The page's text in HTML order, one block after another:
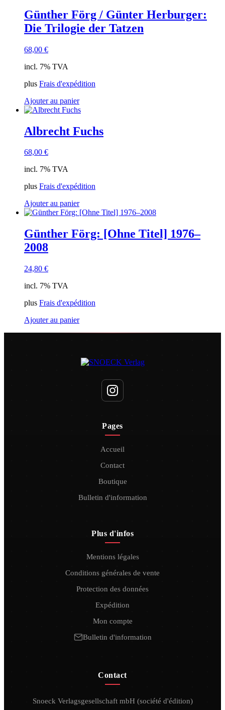
Günther Förg / Günter Herburger:
Die Trilogie der Tatzen
68,00 €
incl. 7% TVA
plus Frais d'expédition
Ajouter au panier
Albrecht Fuchs
68,00 €
incl. 7% TVA
plus Frais d'expédition
Ajouter au panier
Günther Förg: [Ohne Titel] 1976–
2008
24,80 €
incl. 7% TVA
plus Frais d'expédition
Ajouter au panier
Pages
Accueil
Contact
Boutique
Bulletin d'information
Plus d'infos
Mentions légales
Conditions générales de vente
Protection des données
Expédition
Mon compte
Bulletin d'information
Contact
Snoeck Verlagsgesellschaft mbH (société d'édition)